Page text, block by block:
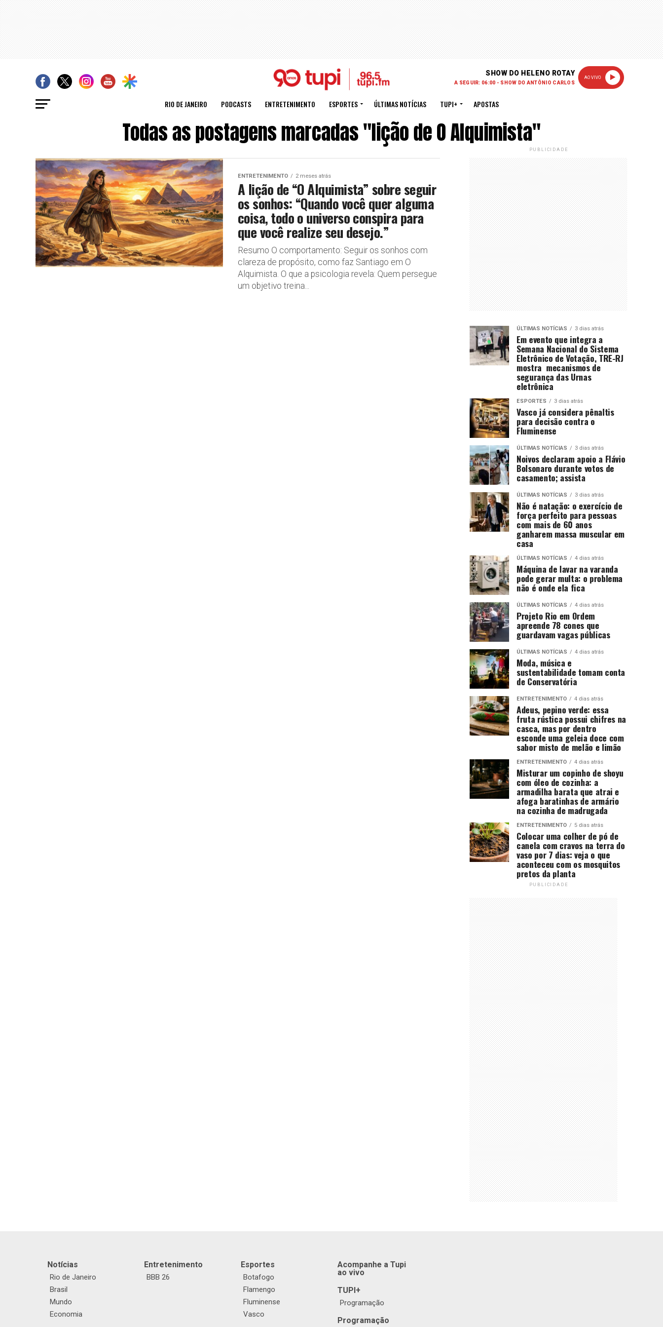
SHOW DO HELENO ROTAY
A SEGUIR: 06:00 - SHOW DO ANTÔNIO CARLOS
AO VIVO
RIO DE JANEIRO PODCASTS ENTRETENIMENTO ESPORTES ÚLTIMAS NOTÍCIAS TUPI+ APOSTAS
Todas as postagens marcadas "lição de O Alquimista"
ENTRETENIMENTO 2 meses atrás
A lição de “O Alquimista” sobre seguir
os sonhos: “Quando você quer alguma
coisa, todo o universo conspira para
que você realize seu desejo.”
Resumo O comportamento: Seguir os sonhos com
clareza de propósito, como faz Santiago em O
Alquimista. O que a psicologia revela: Quem persegue
um objetivo treina...
PUBLICIDADE
ÚLTIMAS NOTÍCIAS 3 dias atrás
Em evento que integra a
Semana Nacional do Sistema
Eletrônico de Votação, TRE-RJ
mostra mecanismos de
segurança das Urnas
eletrônica
ESPORTES 3 dias atrás
Vasco já considera pênaltis
para decisão contra o
Fluminense
ÚLTIMAS NOTÍCIAS 3 dias atrás
Noivos declaram apoio a Flávio
Bolsonaro durante votos de
casamento; assista
ÚLTIMAS NOTÍCIAS 3 dias atrás
Não é natação: o exercício de
força perfeito para pessoas
com mais de 60 anos
ganharem massa muscular em
casa
ÚLTIMAS NOTÍCIAS 4 dias atrás
Máquina de lavar na varanda
pode gerar multa: o problema
não é onde ela fica
ÚLTIMAS NOTÍCIAS 4 dias atrás
Projeto Rio em Ordem
apreende 78 cones que
guardavam vagas públicas
ÚLTIMAS NOTÍCIAS 4 dias atrás
Moda, música e
sustentabilidade tomam conta
de Conservatória
ENTRETENIMENTO 4 dias atrás
Adeus, pepino verde: essa
fruta rústica possui chifres na
casca, mas por dentro
esconde uma geleia doce com
sabor misto de melão e limão
ENTRETENIMENTO 4 dias atrás
Misturar um copinho de shoyu
com óleo de cozinha: a
armadilha barata que atrai e
afoga baratinhas de armário
na cozinha de madrugada
ENTRETENIMENTO 5 dias atrás
Colocar uma colher de pó de
canela com cravos na terra do
vaso por 7 dias: veja o que
aconteceu com os mosquitos
pretos da planta
PUBLICIDADE
Notícias
Rio de Janeiro
Brasil
Mundo
Economia
Entretenimento
BBB 26
Esportes
Botafogo
Flamengo
Fluminense
Vasco
Acompanhe a Tupi
ao vivo
TUPI+
Programação
Programação